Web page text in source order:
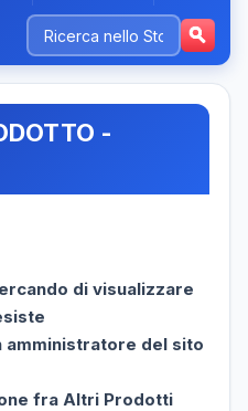
-
di visualizzare
amministratore del sito
fra Altri Prodotti